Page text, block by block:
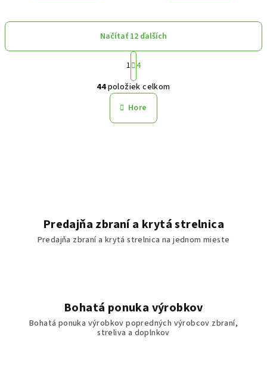
Ovládacie prvky výpisu
Načítať 12 ďalších
Stránkovanie
1 4
44položiek celkom
Hore
Predajňa zbraní a krytá strelnica
Predajňa zbraní a krytá strelnica na jednom mieste
Bohatá ponuka výrobkov
Bohatá ponuka výrobkov popredných výrobcov zbraní,
streliva a doplnkov